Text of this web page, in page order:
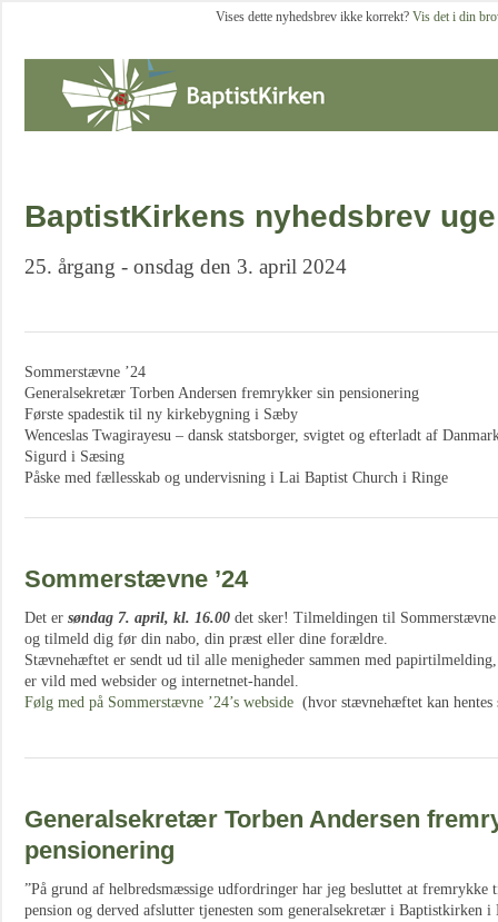
Vises dette nyhedsbrev ikke korrekt? Vis det i din
BaptistKirkens nyhedsbrev
25. årgang - onsdag den 3. april 2024
Sommerstævne ’24
Generalsekretær Torben Andersen fremrykker sin pensionering
Første spadestik til ny kirkebygning i Sæby
Wenceslas Twagirayesu – dansk statsborger, svigtet og efterladt af
Sigurd i Sæsing
Påske med fællesskab og undervisning i Lai Baptist Church i Ringe
Sommerstævne ’24
Det er søndag 7. april, kl. 16.00 det sker! Tilmeldingen til
og tilmeld dig før din nabo, din præst eller dine forældre.
Stævnehæftet er sendt ud til alle menigheder sammen med
er vild med websider og internetnet-handel.
Følg med på Sommerstævne ’24’s webside (hvor stævnehæftet kan
Generalsekretær Torben Andersen
pensionering
”På grund af helbredsmæssige udfordringer har jeg besluttet at fremrykke
pension og derved afslutter tjenesten som generalsekretær i Baptistkirken i